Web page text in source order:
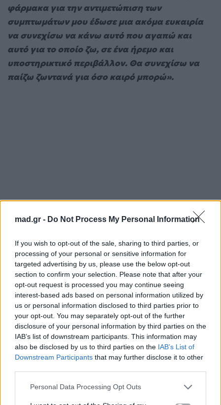
mad.gr - Do Not Process My Personal Information
If you wish to opt-out of the sale, sharing to third parties, or
processing of your personal or sensitive information for
targeted advertising by us, please use the below opt-out
section to confirm your selection. Please note that after your
opt-out request is processed you may continue seeing
interest-based ads based on personal information utilized by
us or personal information disclosed to third parties prior to
your opt-out. You may separately opt-out of the further
disclosure of your personal information by third parties on the
IAB’s list of downstream participants. This information may
also be disclosed by us to third parties on the IAB’s List of
Downstream Participants that may further disclose it to other
Personal Data Processing Opt Outs
φάρμακα για την αντιμετώπιση των
συμπτωμάτων μου έδωσε μια ακόμα ευκαιρία
να συνεχίσω να κάνω αυτό που αγαπώ και
αυτό για το οποίο ζω, σε ένα ήρεμο και
υποστηρικτικό περιβάλλον. Θα συνεχίσω να
παίζω ζωντανά για όσο καιρό μπορώ».